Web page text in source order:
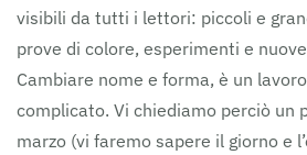
visibili da tutti i lettori: piccoli e
prove di colore, esperimenti e
Cambiare nome e forma, è un
complicato. Vi chiediamo perciò un
marzo (vi faremo sapere il giorno e